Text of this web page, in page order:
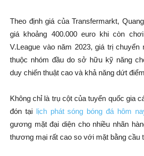
Theo định giá của Transfermarkt,
giá khoảng 400.000 euro khi còn
V.League vào năm 2023, giá trị
thuộc nhóm đầu do sở hữu kỹ năng
duy chiến thuật cao và khả năng dứt
Không chỉ là trụ cột của tuyển quốc gia
đón tại lịch phát sóng bóng đá hôm
gương mặt đại diện cho nhiều nhãn
thương mại rất cao so với mặt bằng cầu